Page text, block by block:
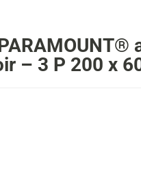
– 3 P 200 x